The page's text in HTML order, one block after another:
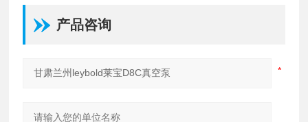
产品咨询